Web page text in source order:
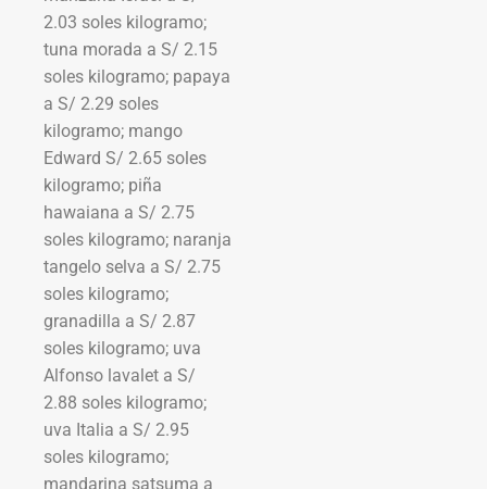
2.03 soles kilogramo;
tuna morada a S/ 2.15
soles kilogramo; papaya
a S/ 2.29 soles
kilogramo; mango
Edward S/ 2.65 soles
kilogramo; piña
hawaiana a S/ 2.75
soles kilogramo; naranja
tangelo selva a S/ 2.75
soles kilogramo;
granadilla a S/ 2.87
soles kilogramo; uva
Alfonso lavalet a S/
2.88 soles kilogramo;
uva Italia a S/ 2.95
soles kilogramo;
mandarina satsuma a